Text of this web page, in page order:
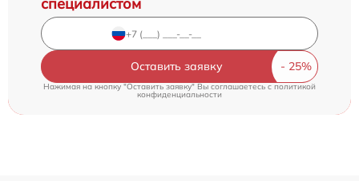
специалистом
Оставить заявку
Нажимая на кнопку "Оставить заявку" Вы соглашаетесь c политикой
конфиденциальности